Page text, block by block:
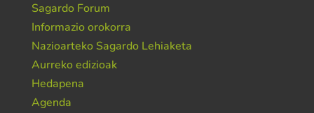
Sagardo Forum
Informazio orokorra
Nazioarteko Sagardo Lehiaketa
Aurreko edizioak
Hedapena
Agenda